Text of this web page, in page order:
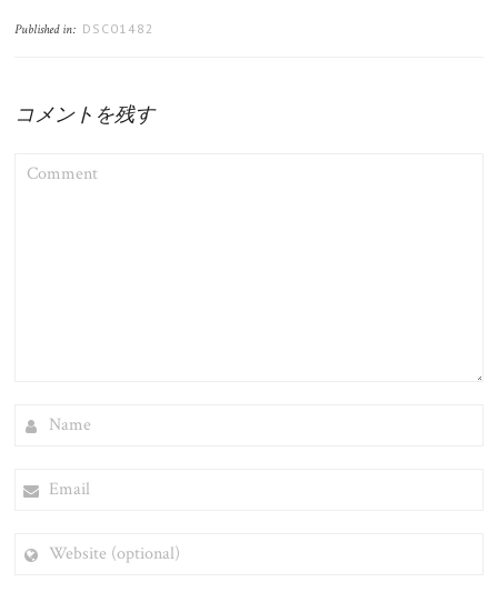
Published in: DSC01482
コメントを残す
(OPTIONAL)